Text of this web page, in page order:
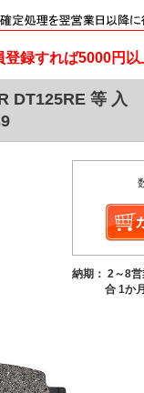
録すれば5000円以
DT125RE 等 入
納期： 2～8
合 1